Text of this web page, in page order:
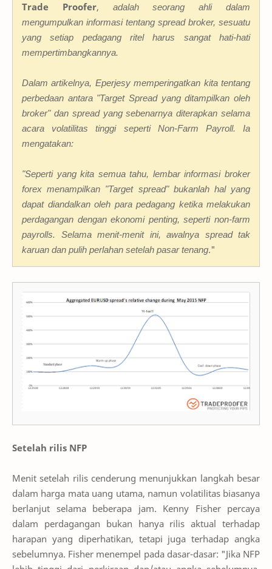
Trade Proofer, adalah seorang ahli dalam
mengumpulkan informasi tentang spread broker, sesuatu
yang setiap pedagang ritel harus sangat hati-hati
mempertimbangkannya.
Dalam artikelnya, Eperjesy memperingatkan kita tentang
perbedaan antara "Target Spread yang ditampilkan oleh
broker" dan spread yang sebenarnya diterapkan selama
acara volatilitas tinggi seperti Non-Farm Payroll. Ia
mengatakan:
"Seperti yang kita semua tahu, lembar informasi broker
forex menampilkan "Target spread" bukanlah hal yang
dapat diandalkan oleh para pedagang ketika melakukan
perdagangan dengan ekonomi penting, seperti non-farm
payrolls. Selama menit-menit ini, awalnya spread tak
karuan dan pulih perlahan setelah pasar tenang."
Setelah rilis NFP
Menit setelah rilis cenderung menunjukkan langkah besar
dalam harga mata uang utama, namun volatilitas biasanya
berlanjut selama beberapa jam. Kenny Fisher percaya
dalam perdagangan bukan hanya rilis aktual terhadap
harapan yang diperhatikan, tetapi juga terhadap angka
sebelumnya. Fisher menempel pada dasar-dasar: "Jika NFP